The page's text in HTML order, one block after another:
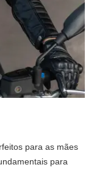
para as mães
para